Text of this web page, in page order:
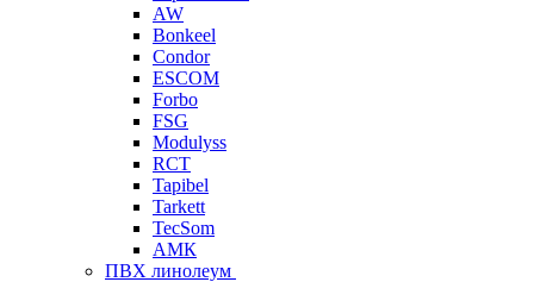
AW
Bonkeel
Condor
ESCOM
Forbo
FSG
Modulyss
RCT
Tapibel
Tarkett
TecSom
АМК
ПВХ линолеум